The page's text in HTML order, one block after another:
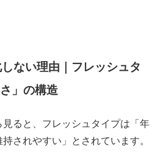
ない理由｜フレッシュタ
」の構造
ると、フレッシュタイプは「年
されやすい」とされています。